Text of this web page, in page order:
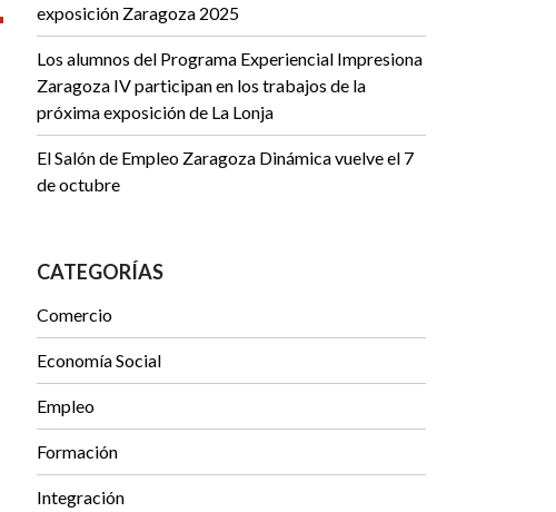
exposición Zaragoza 2025
Los alumnos del Programa Experiencial Impresiona
Zaragoza IV participan en los trabajos de la
próxima exposición de La Lonja
El Salón de Empleo Zaragoza Dinámica vuelve el 7
de octubre
CATEGORÍAS
Comercio
Economía Social
Empleo
Formación
Integración